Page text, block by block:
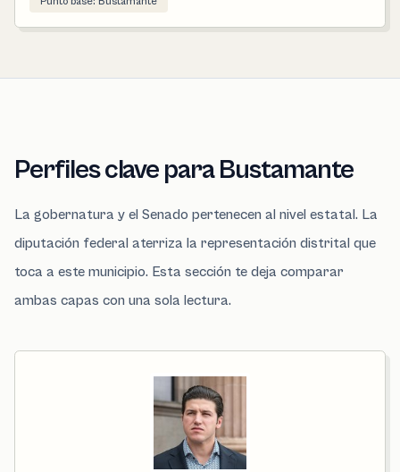
Perfiles clave para Bustamante
La gobernatura y el Senado pertenecen al nivel estatal. La
diputación federal aterriza la representación distrital que
toca a este municipio. Esta sección te deja comparar
ambas capas con una sola lectura.